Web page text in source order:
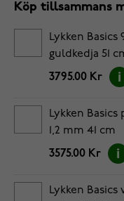
Köp tillsammans
Lykken Basics
guldkedja 51
3795.00 Kr
Lykken Basics
1,2 mm 41 cm
3575.00 Kr
Lykken Basics